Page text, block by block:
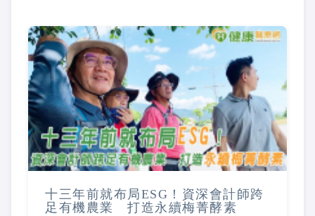
十三年前就布局ESG！資深會計師跨
足有機農業 打造永續梅菁酵素